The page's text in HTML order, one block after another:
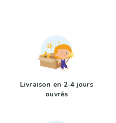
Livraison en 2-4 jours
ouvrés